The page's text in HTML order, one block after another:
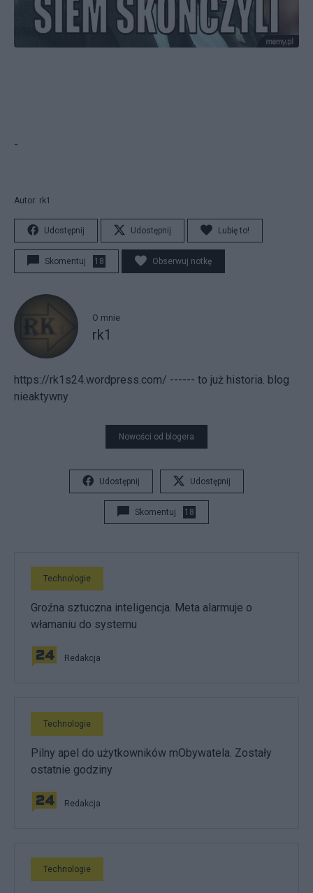
-
Autor: rk1
Udostępnij Udostępnij Lubię to!
Skomentuj 18 Obserwuj notkę
O mnie
rk1
https://rk1s24.wordpress.com/ ------ to już historia. blog
nieaktywny
Nowości od blogera
Udostępnij Udostępnij
Skomentuj 18
Technologie
Groźna sztuczna inteligencja. Meta alarmuje o
włamaniu do systemu
Redakcja
Technologie
Pilny apel do użytkowników mObywatela. Zostały
ostatnie godziny
Redakcja
Technologie